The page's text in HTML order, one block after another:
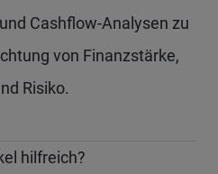
Cashflow-Analysen zu
von Finanzstärke,
Risiko.
hilfreich?